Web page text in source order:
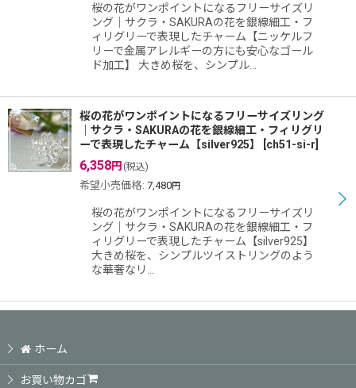
桜の花がワンポイントになるフリーサイズリ
ング｜サクラ・SAKURAの花を銀線細工・フ
ィリグリーで表現したチャーム【ニッケルフ
リーで金属アレルギーの方にも安心なゴール
ド加工】 大きめ桜を、シンプル…
桜の花がワンポイントになるフリーサイズリング
｜サクラ・SAKURAの花を銀線細工・フィリグリ
ーで表現したチャーム【silver925】
ch51-si-r
6,358円 (税込)
希望小売価格: 7,480円
桜の花がワンポイントになるフリーサイズリ
ング｜サクラ・SAKURAの花を銀線細工・フ
ィリグリーで表現したチャーム【silver925】
大きめ桜を、シンプルツイストリングのよう
な華奢なリ…
ホーム
お買い物カゴ